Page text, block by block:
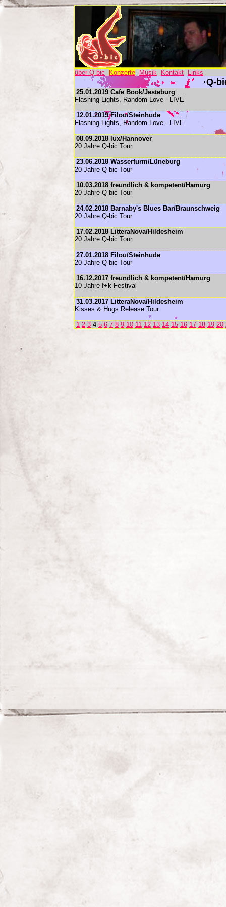
über Q-bic Konzerte Musik Kontakt Links
·Q-
25.01.2019 Cafe Book/Jesteburg
Flashing Lights, Random Love - LIVE
12.01.2019 Filou/Steinhude
Flashing Lights, Random Love - LIVE
08.09.2018 lux/Hannover
20 Jahre Q-bic Tour
23.06.2018 Wasserturm/Lüneburg
20 Jahre Q-bic Tour
10.03.2018 freundlich & kompetent/Hamurg
20 Jahre Q-bic Tour
24.02.2018 Barnaby's Blues Bar/Braunschweig
20 Jahre Q-bic Tour
17.02.2018 LitteraNova/Hildesheim
20 Jahre Q-bic Tour
27.01.2018 Filou/Steinhude
20 Jahre Q-bic Tour
16.12.2017 freundlich & kompetent/Hamurg
10 Jahre f+k Festival
31.03.2017 LitteraNova/Hildesheim
Kisses & Hugs Release Tour
1 2 3 4 5 6 7 8 9 10 11 12 13 14 15 16 17 18 19 20